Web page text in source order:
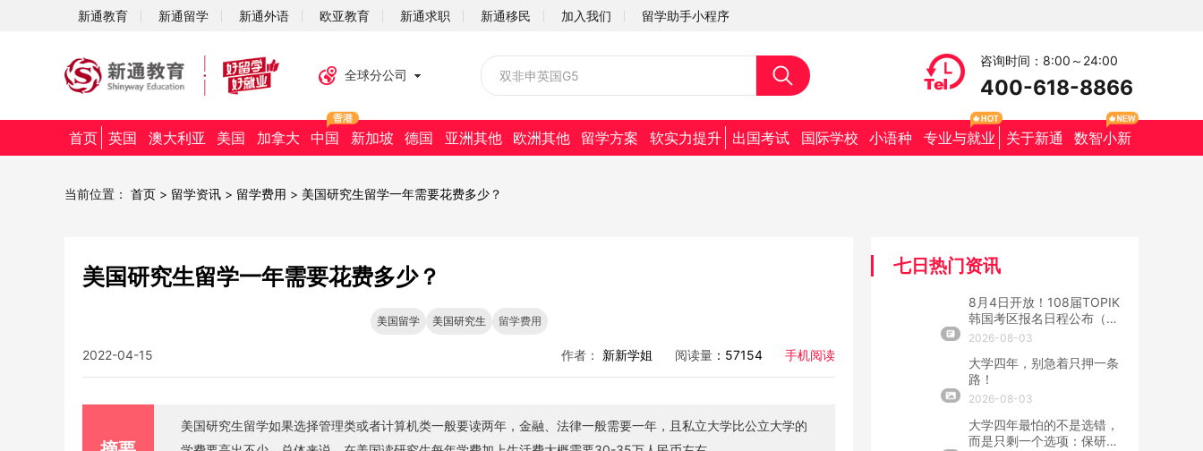
新通教育 新通留学 新通外语 欧亚教育 新通求职 新通移民 加入我们
社会招聘
留学助手小程序
全球分公司
咨询时间：8:00～24:00
400-618-8866
首页 英国 澳大利亚 美国 加拿大 中国 新加坡 德国 亚洲其他 欧洲其他 留学方案 软实力提升 出国考试 国际学校 小语种 专业与就业 关于新通 数智小新
当前位置： 首页 > 留学资讯 > 留学费用 > 美国研究生留学一年需要花费多少？
美国研究生留学一年需要花费多少？
美国留学 美国研究生 留学费用
2022-04-15 作者： 新新学姐 阅读量 ：57154 手机阅读
美国研究生留学如果选择管理类或者计算机类一般要读两年，金融、法律一般需要一年，且私立大学比公立大学的
七日热门资讯
8月4日开放！108届TOPIK
韩国考区报名日程公布（附
抢位攻略）
2026-08-03
大学四年，别急着只押一条
路！
2026-08-03
大学四年最怕的不是选错，
而是只剩一个选项：保研、